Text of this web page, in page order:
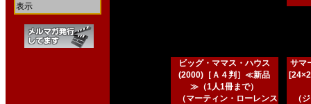
表示
ビッグ・ママス・ハウス
(2000)［Ａ４判］≪新品
≫（1人1冊まで）
（マーティン・ローレンス
サマ
（